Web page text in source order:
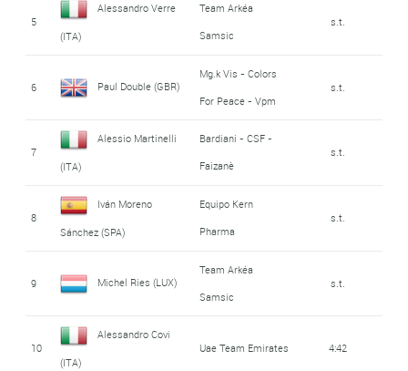
5
Alessandro Verre
(ITA)
Team Arkéa
Samsic
s.t.
6 Paul Double (GBR)
Mg.k Vis - Colors
For Peace - Vpm
s.t.
7
Alessio Martinelli
(ITA)
Bardiani - CSF -
Faizanè
s.t.
8
Iván Moreno
Sánchez (SPA)
Equipo Kern
Pharma
s.t.
9 Michel Ries (LUX)
Team Arkéa
Samsic
s.t.
10
Alessandro Covi
(ITA)
Uae Team Emirates 4:42